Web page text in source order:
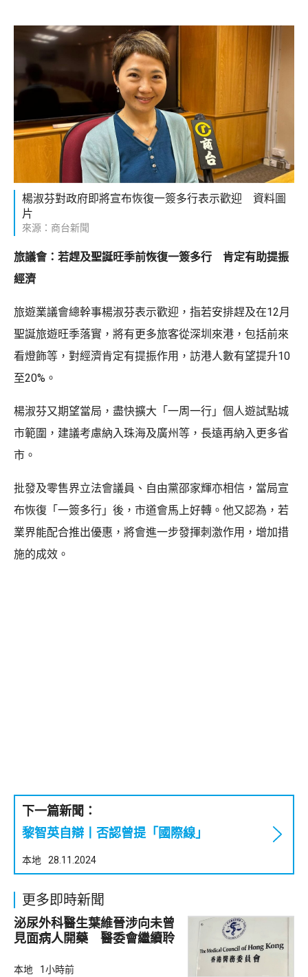
楊淑芬對政府即將宣布恢復一簽多行表示歡迎 資料圖
片
來源：商台新聞
旅議會：若趕及聖誕旺季前恢復一簽多行 肯定有助提振
經濟
旅遊業議會總幹事楊淑芬表示歡迎，指若安排趕及在12月
聖誕旅遊旺季落實，將有更多旅客從深圳來港，包括前來
看燈飾等，對經濟肯定有提振作用，訪港人數有望提升10
至20%。
楊淑芬又期望當局，盡快擴大「一周一行」個人遊試點城
市範圍，建議考慮納入珠海及廣州等，長遠再納入更多省
市。
批發及零售界立法會議員、自由黨邵家輝亦相信，當局宣
布恢復「一簽多行」後，市道會馬上好轉。他又認為，若
業界能配合推出優惠，將會進一步發揮刺激作用，增加措
施的成效。
下一篇新聞：
黎智英自辯丨否認曾提「國際線」
本地 28.11.2024
更多即時新聞
泌尿外科醫生葉維晉涉向未曾
見面病人開藥 醫委會繼續聆
本地 1小時前